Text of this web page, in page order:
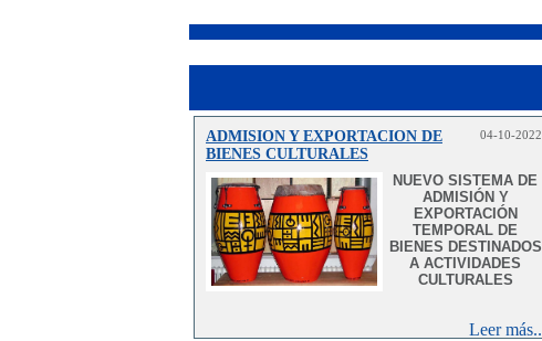
ADMISION Y EXPORTACION DE
BIENES CULTURALES
04-10-2022
NUEVO SISTEMA DE
ADMISIÓN Y
EXPORTACIÓN
TEMPORAL DE
BIENES DESTINADOS
A ACTIVIDADES
CULTURALES
Leer más..